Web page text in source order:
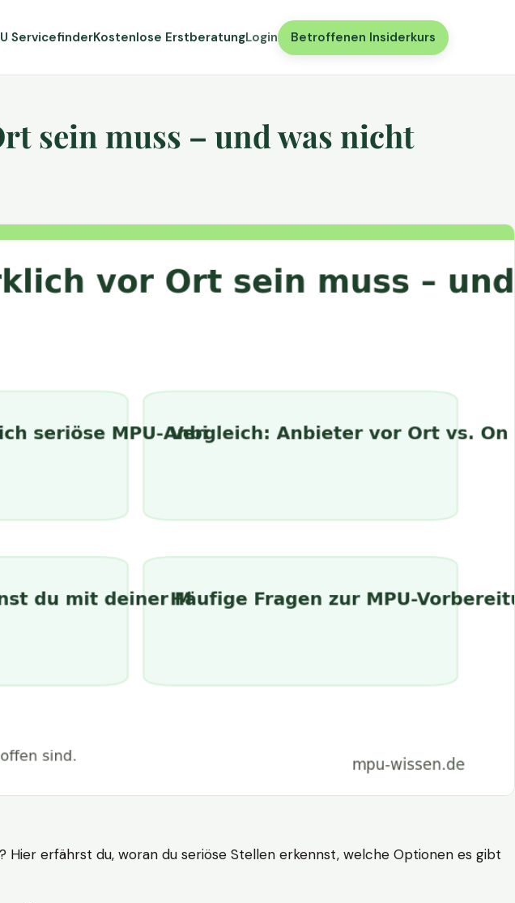
ServicefinderKostenlose ErstberatungLogin Betroffenen Insiderkurs
sein muss – und was nicht
erfährst du, woran du seriöse Stellen erkennst, welche Optionen es gibt